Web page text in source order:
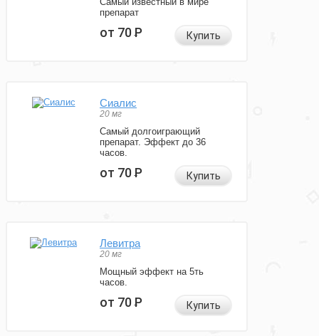
препарат
от 70Р Купить
Сиалис
20 мг
Самый долгоиграющий
препарат. Эффект до 36
часов.
от 70Р Купить
Левитра
20 мг
Мощный эффект на 5ть
часов.
от 70Р Купить